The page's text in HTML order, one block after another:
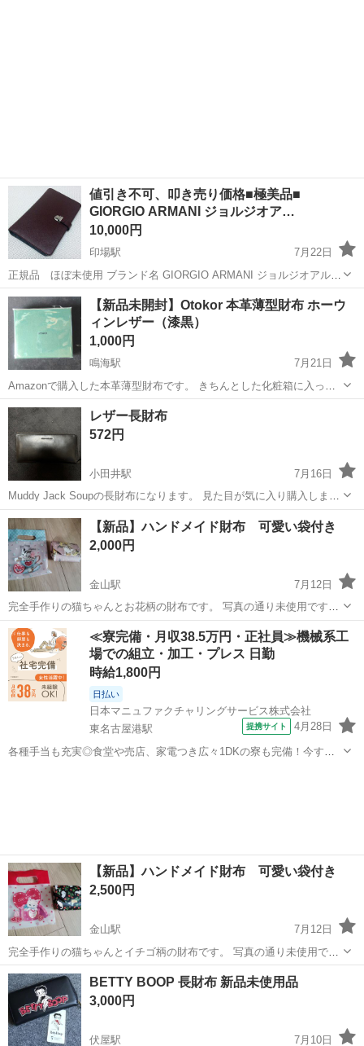
値引き不可、叩き売り価格■極美品■
GIORGIO ARMANI ジョルジオア…
10,000円
印場駅
7月22日
正規品 ほぼ未使用 ブランド名 GIORGIO ARMANI ジョルジオアルマ
ーニ カラー ブラウン系 素材 レザー サイズ Ｗ 約24.5cm Ｈ 約
16cm Ｄ 約4cm ポケット 外 ファスナーポケット×1 ...
愛知 名古屋市 印場駅 小物 ジョルジオアルマーニ
【新品未開封】Otokor 本革薄型財布 ホーウ
ィンレザー（漆黒）
1,000円
鳴海駅
7月21日
Amazonで購入した本革薄型財布です。 きちんとした化粧箱に入って
います。 ■ 商品詳細 状態：新品未開封 カラー：漆黒 ※詳しくは
Amazonの商品ページをご覧ください。 www.amaz...
愛知 名古屋市 鳴海駅
レザー長財布
572円
小田井駅
7月16日
Muddy Jack Soupの長財布になります。 見た目が気に入り購入しまし
たが、約1ヶ月ほど使用してからは奥にしまってありました。 今後使
用する事もないのでお譲り致します。 箱もそのまま付いております。
■サイズ：ヨコ...
愛知 名古屋市 小田井駅 小物
【新品】ハンドメイド財布 可愛い袋付き
2,000円
金山駅
7月12日
完全手作りの猫ちゃんとお花柄の財布です。 写真の通り未使用です。
可愛い猫ちゃんの袋も付きます
愛知 名古屋市 金山駅 小物
≪寮完備・月収38.5万円・正社員≫機械系工
場での組立・加工・プレス 日勤
時給1,800円
日払い
日本マニュファクチャリングサービス株式会社
東名古屋港駅
提携サイト 4月28日
各種手当も充実◎食堂や売店、家電つき広々1DKの寮も完備！今すぐ
【新品】ハンドメイド財布 可愛い袋付き
2,500円
金山駅
7月12日
完全手作りの猫ちゃんとイチゴ柄の財布です。 写真の通り未使用で
す。 可愛い猫ちゃんの袋も付きます
愛知 名古屋市 小物
BETTY BOOP 長財布 新品未使用品
3,000円
伏屋駅 7月10日